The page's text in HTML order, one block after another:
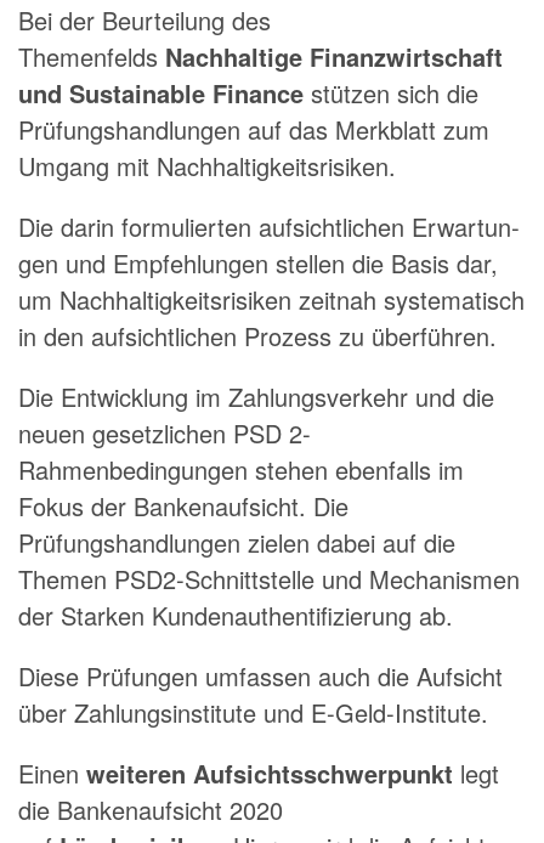
Bei der Beurteilung des
Themenfelds Nachhaltige Finanzwirtschaft
und Sustainable Finance stützen sich die
Prüfungshandlungen auf das Merkblatt zum
Umgang mit Nachhaltigkeitsrisiken.
Die darin formulierten aufsichtlichen Erwartun­
gen und Empfehlungen stellen die Basis dar,
um Nachhaltigkeitsrisiken zeitnah syste­matisch
in den aufsichtlichen Prozess zu überführen.
Die Entwicklung im Zahlungsverkehr und die
neuen gesetzlichen PSD 2-
Rahmenbedingungen stehen ebenfalls im
Fokus der Bankenaufsicht. Die
Prüfungshandlungen zielen dabei auf die
Themen PSD2-Schnitt­stelle und Mechanismen
der Starken Kundenauthen­tifizierung ab.
Diese Prüfungen umfassen auch die Aufsicht
über Zahlungsinstitute und E-Geld-Institute.
Einen weiteren Aufsichtsschwerpunkt legt
die Bankenaufsicht 2020